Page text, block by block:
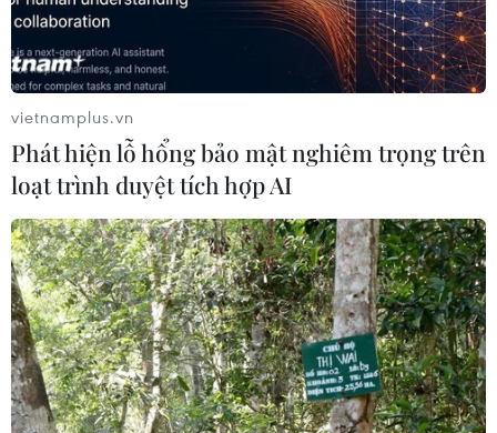
Meta ký thỏa thuận đảm bảo nguồn cấp
điện từ một nhà máy hạt nhân
04/06/2025 06:45
Trung tâm Clinton sẽ cung cấp 1.121 megawatt năng
lượng hạt nhân để hỗ trợ các hoạt động trong vùng của
Meta, đồng thời bổ sung thêm 30 megawatt công suất
vietnamplus.vn
Phát hiện lỗ hổng bảo mật nghiêm trọng trên
loạt trình duyệt tích hợp AI